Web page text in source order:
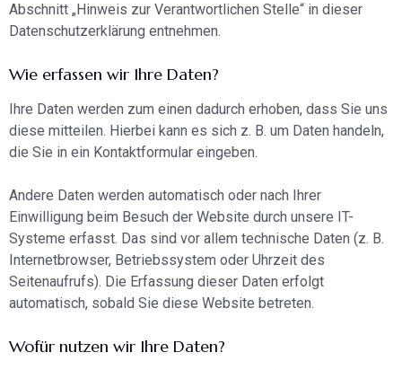
Abschnitt „Hinweis zur Verantwortlichen Stelle“ in dieser
Datenschutzerklärung entnehmen.
Wie erfassen wir Ihre Daten?
Ihre Daten werden zum einen dadurch erhoben, dass Sie uns
diese mitteilen. Hierbei kann es sich z. B. um Daten handeln,
die Sie in ein Kontaktformular eingeben.
Andere Daten werden automatisch oder nach Ihrer
Einwilligung beim Besuch der Website durch unsere IT-
Systeme erfasst. Das sind vor allem technische Daten (z. B.
Internetbrowser, Betriebssystem oder Uhrzeit des
Seitenaufrufs). Die Erfassung dieser Daten erfolgt
automatisch, sobald Sie diese Website betreten.
Wofür nutzen wir Ihre Daten?